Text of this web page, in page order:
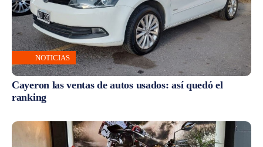
NOTICIAS
Cayeron las ventas de autos usados: así quedó el
ranking